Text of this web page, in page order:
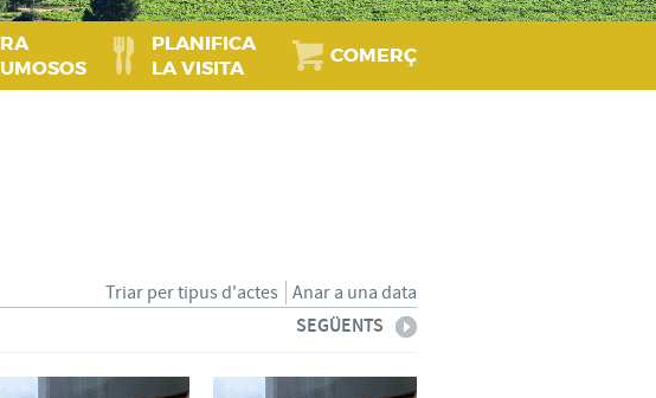
PLANIFICA
LA VISITA
COMERÇ
Triar per tipus d'actes Anar a una data
SEGÜENTS